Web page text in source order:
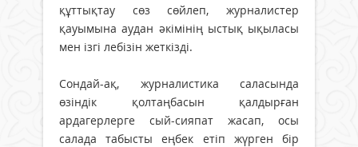
құттықтау сөз сөйлеп, журналистер
қауымына аудан әкімінің ыстық ықыласы
мен ізгі лебізін жеткізді.
Сондай-ақ, журналистика саласында
өзіндік қолтаңбасын қалдырған
ардагерлерге сый-сияпат жасап, осы
салада табысты еңбек етіп жүрген бір